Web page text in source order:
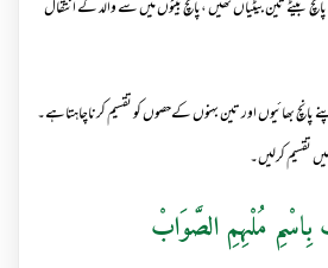
بیٹے تین بیٹیاں تھیں ،پانچ بیٹوں میں سے والد کے انتقال
بھائیوں اور تین بہنوں کےحصوں کو تقسیم کرناچاہتاہے۔
تقسیم کرلیں۔
بِاسْمِ مُلْہِمِ الصَّوَابْ